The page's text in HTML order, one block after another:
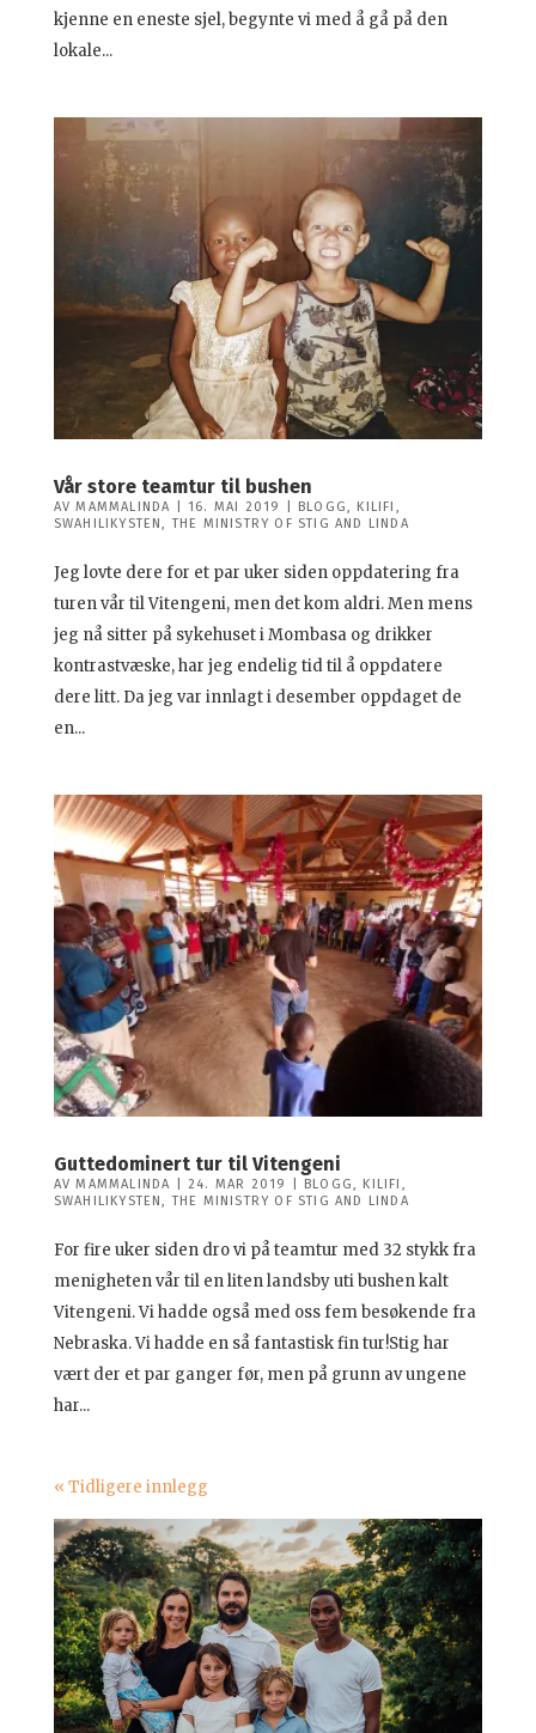
kjenne en eneste sjel, begynte vi med å gå på den
lokale...
Vår store teamtur til bushen
AVMAMMALINDA 16. MAI 2019 BLOGG, KILIFI ,
SWAHILIKYSTEN,THE MINISTRY OF STIG AND LINDA
Jeg lovte dere for et par uker siden oppdatering fra
turen vår til Vitengeni, men det kom aldri. Men mens
jeg nå sitter på sykehuset i Mombasa og drikker
kontrastvæske, har jeg endelig tid til å oppdatere
dere litt. Da jeg var innlagt i desember oppdaget de
en...
Guttedominert tur til Vitengeni
AVMAMMALINDA 24. MAR 2019 BLOGG, KILIFI ,
SWAHILIKYSTEN,THE MINISTRY OF STIG AND LINDA
For fire uker siden dro vi på teamtur med 32 stykk fra
menigheten vår til en liten landsby uti bushen kalt
Vitengeni. Vi hadde også med oss fem besøkende fra
Nebraska. Vi hadde en så fantastisk fin tur!Stig har
vært der et par ganger før, men på grunn av ungene
har...
« Tidligere innlegg